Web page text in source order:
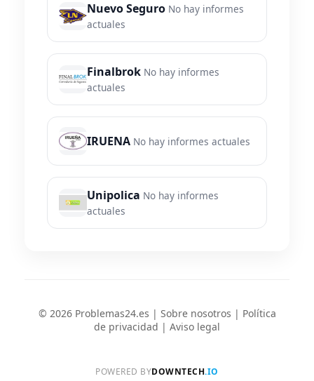
Nuevo Seguro No hay informes
actuales
Finalbrok No hay informes
actuales
IRUENA No hay informes actuales
Unipolica No hay informes
actuales
© 2026 Problemas24.es | Sobre nosotros | Política
de privacidad | Aviso legal
POWERED BYDOWNTECH.IO